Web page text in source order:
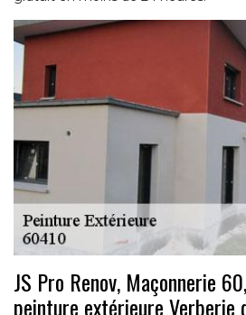
JS Pro Renov, Maçonnerie
peinture extérieure Verberie